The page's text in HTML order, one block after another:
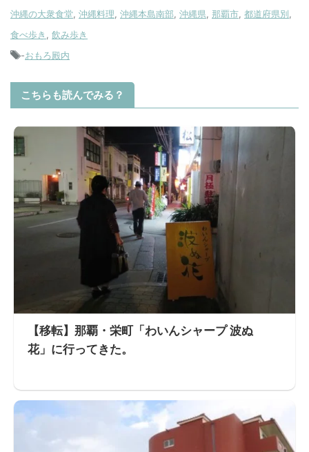
沖縄の大衆食堂, 沖縄料理, 沖縄本島南部, 沖縄県, 那覇市, 都道府県別,
食べ歩き , 飲み歩き
-おもろ殿内
こちらも読んでみる？
【移転】那覇・栄町「わいんシャープ 波ぬ
花」に行ってきた。